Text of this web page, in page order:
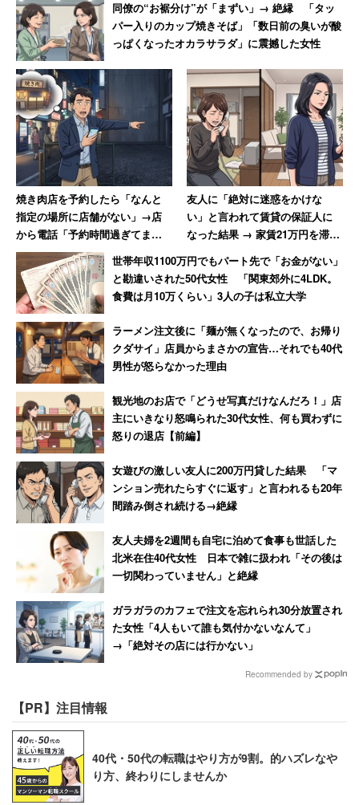
と綴る。また、
「長男の月3万円の塾代も大きいです。大学に行くよ
うになったら貯蓄は難しいかもしれません。それで
も有利子の奨学金は実質的にサラ金なので、使わず
に済むよう貯蓄しています。貯蓄は財形を中心に年
120万円ほど。普通口座の残高も増えているので、
次の車の購入も財形を使わずキャッシュです」
という。男性は生活状況についても書いている。
「野菜を買う際に近所の無人販売を活用するなど極
力、中国産の加工食材を避ける余裕はあります。レ
トルトは、ほぼ買いません。安い物を探すのが楽し
いので、困ってはいないです」
男性はお小遣いについて「以前は3万でしたが余るので、
今は決めずに使う分だけもらっています。タバコとコーヒ
ーに使う程度。月2万円もいきません」と綴っている。
※キャリコネニュースでは引き続き
の不満を教えてください」や「テレワークで快適なこと・
つらいこと」などのアンケートを実施しています。
同僚の“お裾分け”が「まずい」→ 絶縁 「タッ
パー入りのカップ焼きそば」「数日前の臭いが酸
っぱくなったオカラサラダ」に震撼した女性
焼き肉店を予約したら「なんと
指定の場所に店舗がない」→店
から電話「予約時間過ぎてま
す。キャンセル料を…」と言わ
れた40代男性
友人に「絶対に迷惑をかけな
い」と言われて賃貸の保証人に
なった結果 → 家賃21万円を滞
納、「実家に連絡する」と言っ
て絶縁した女性
世帯年収1100万円でもパート先で「お金がない」
と勘違いされた50代女性 「関東郊外に4LDK。
食費は月10万くらい」3人の子は私立大学
ラーメン注文後に「麺が無くなったので、お帰り
クダサイ」店員からまさかの宣告…それでも40代
男性が怒らなかった理由
観光地のお店で「どうせ写真だけなんだろ！」店
主にいきなり怒鳴られた30代女性、何も買わずに
怒りの退店【前編】
女遊びの激しい友人に200万円貸した結果 「マ
ンション売れたらすぐに返す」と言われるも20年
間踏み倒され続ける→絶縁
友人夫婦を2週間も自宅に泊めて食事も世話した
北米在住40代女性 日本で雑に扱われ「その後は
一切関わっていません」と絶縁
ガラガラのカフェで注文を忘れられ30分放置され
た女性「4人もいて誰も気付かないなんて」
→「絶対その店には行かない」
Recommended by
【PR】注目情報
40代・50代の転職はやり方が9割。的ハズレなや
り方、終わりにしませんか